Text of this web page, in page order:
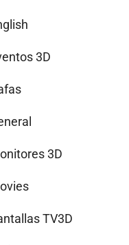
3D
3D
TV3D